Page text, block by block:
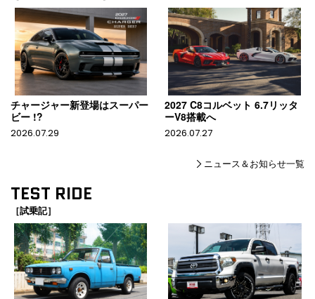
チャージャー新登場はスーパー
ビー !?
2026.07.29
2027 C8コルベット 6.7リッタ
ーV8搭載へ
2026.07.27
ニュース＆お知らせ一覧
TEST RIDE
［試乗記］